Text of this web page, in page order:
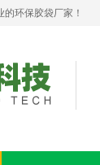
环保胶袋厂家！